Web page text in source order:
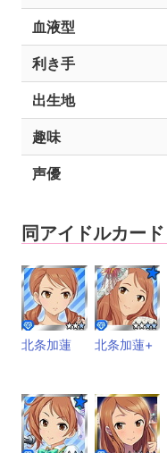
血液型
利き手
出生地
趣味
声優
同アイドルカード
北条加蓮 北条加蓮+